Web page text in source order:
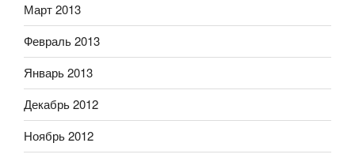
Март 2013
Февраль 2013
Январь 2013
Декабрь 2012
Ноябрь 2012